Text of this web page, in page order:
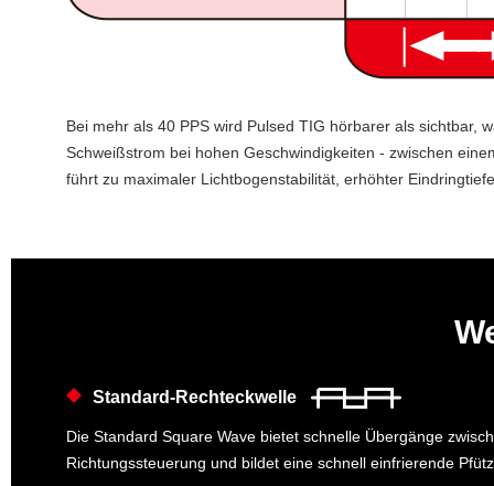
Bei mehr als 40 PPS wird Pulsed TIG hörbarer als sichtbar,
Schweißstrom bei hohen Geschwindigkeiten - zwischen
führt zu maximaler Lichtbogenstabilität, erhöhter
Standard-Rechteckwelle
Die Standard Square Wave bietet schnelle Übergänge
Richtungssteuerung und bildet eine schnell einfrierende